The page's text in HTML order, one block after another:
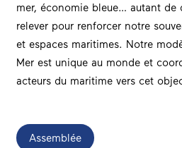
mer, économie bleue… autant de
relever pour renforcer notre
et espaces maritimes. Notre
Mer est unique au monde et
acteurs du maritime vers cet
Assemblée